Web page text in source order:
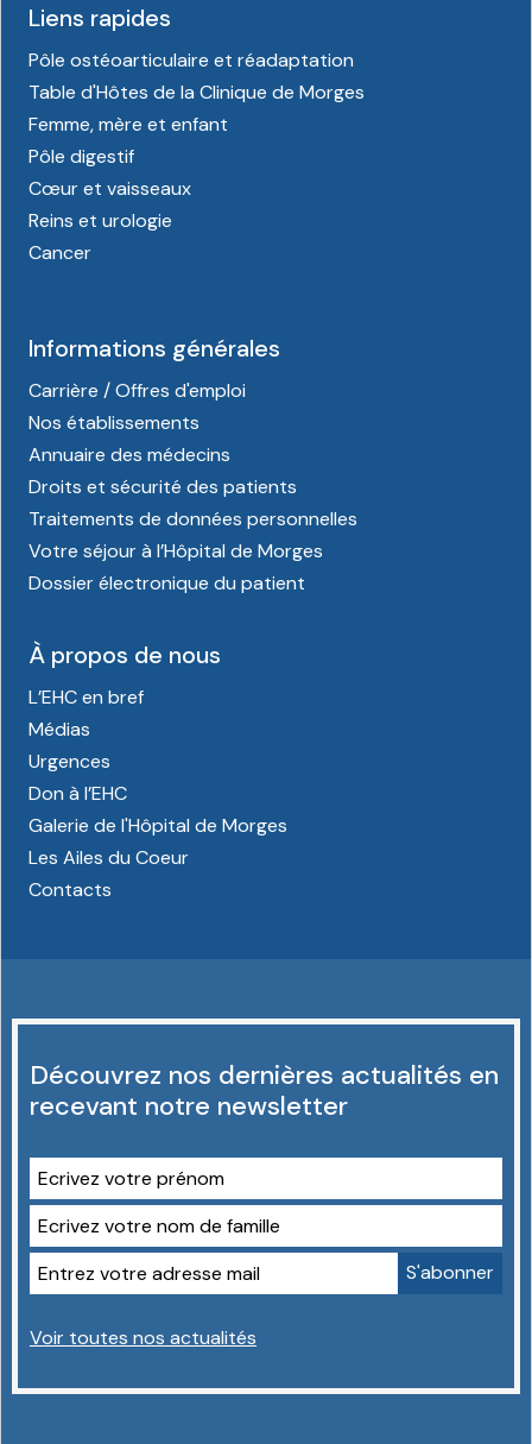
Liens rapides
Pôle ostéoarticulaire et réadaptation
Table d'Hôtes de la Clinique de Morges
Femme, mère et enfant
Pôle digestif
Cœur et vaisseaux
Reins et urologie
Cancer
Informations générales
Carrière / Offres d'emploi
Nos établissements
Annuaire des médecins
Droits et sécurité des patients
Traitements de données personnelles
Votre séjour à l’Hôpital de Morges
Dossier électronique du patient
À propos de nous
L’EHC en bref
Médias
Urgences
Don à l’EHC
Galerie de l'Hôpital de Morges
Les Ailes du Coeur
Contacts
Découvrez nos dernières actualités en
recevant notre newsletter
Voir toutes nos actualités